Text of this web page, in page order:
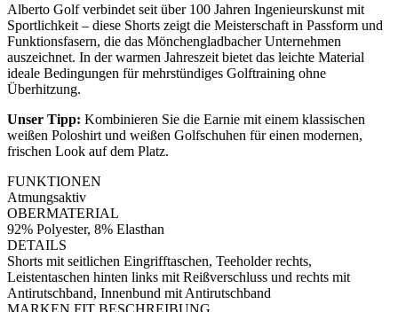
Alberto Golf verbindet seit über 100 Jahren Ingenieurskunst mit
Sportlichkeit – diese Shorts zeigt die Meisterschaft in Passform und
Funktionsfasern, die das Mönchengladbacher Unternehmen
auszeichnet. In der warmen Jahreszeit bietet das leichte Material
ideale Bedingungen für mehrstündiges Golftraining ohne
Überhitzung.
Unser Tipp: Kombinieren Sie die Earnie mit einem klassischen
weißen Poloshirt und weißen Golfschuhen für einen modernen,
frischen Look auf dem Platz.
FUNKTIONEN
Atmungsaktiv
OBERMATERIAL
92% Polyester, 8% Elasthan
DETAILS
Shorts mit seitlichen Eingrifftaschen, Teeholder rechts,
Leistentaschen hinten links mit Reißverschluss und rechts mit
Antirutschband, Innenbund mit Antirutschband
MARKEN FIT BESCHREIBUNG